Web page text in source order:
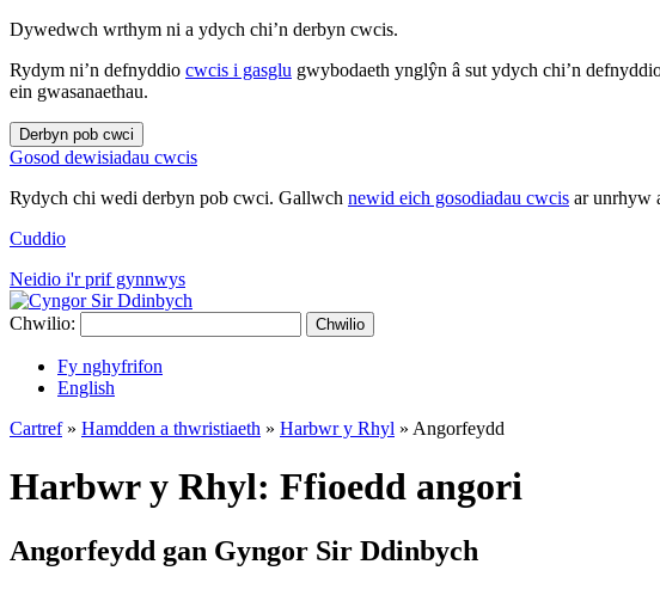
Dywedwch wrthym ni a ydych chi’n derbyn cwcis.
Rydym ni’n defnyddio cwcis i gasglu gwybodaeth ynglŷn â sut ydych chi’n
ein gwasanaethau.
Derbyn pob cwci
Gosod dewisiadau cwcis
Rydych chi wedi derbyn pob cwci. Gallwch newid eich gosodiadau cwcis ar unrhyw
Cuddio
Neidio i'r prif gynnwys
Chwilio: Chwilio
Fy nghyfrifon
English
Cartref» Hamdden a thwristiaeth » Harbwr y Rhyl » Angorfeydd
Harbwr y Rhyl: Ffioedd angori
Angorfeydd gan Gyngor Sir Ddinbych